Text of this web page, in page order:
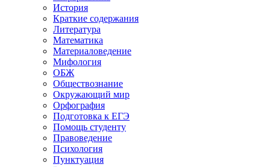
История
Краткие содержания
Литература
Математика
Материаловедение
Мифология
ОБЖ
Обществознание
Окружающий мир
Орфография
Подготовка к ЕГЭ
Помощь студенту
Правоведение
Психология
Пунктуация